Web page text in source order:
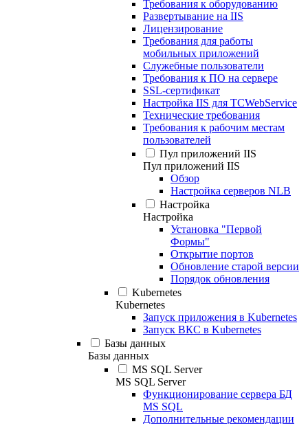
Требования к оборудованию
Развертывание на IIS
Лицензирование
Требования для работы
мобильных приложений
Служебные пользователи
Требования к ПО на сервере
SSL-сертификат
Настройка IIS для TCWebService
Технические требования
Требования к рабочим местам
пользователей
Пул приложений IIS
Пул приложений IIS
Обзор
Настройка серверов NLB
Настройка
Настройка
Установка "Первой
Формы"
Открытие портов
Обновление старой версии
Порядок обновления
Kubernetes
Kubernetes
Запуск приложения в Kubernetes
Запуск ВКС в Kubernetes
Базы данных
Базы данных
MS SQL Server
MS SQL Server
Функционирование сервера БД
MS SQL
Дополнительные рекомендации